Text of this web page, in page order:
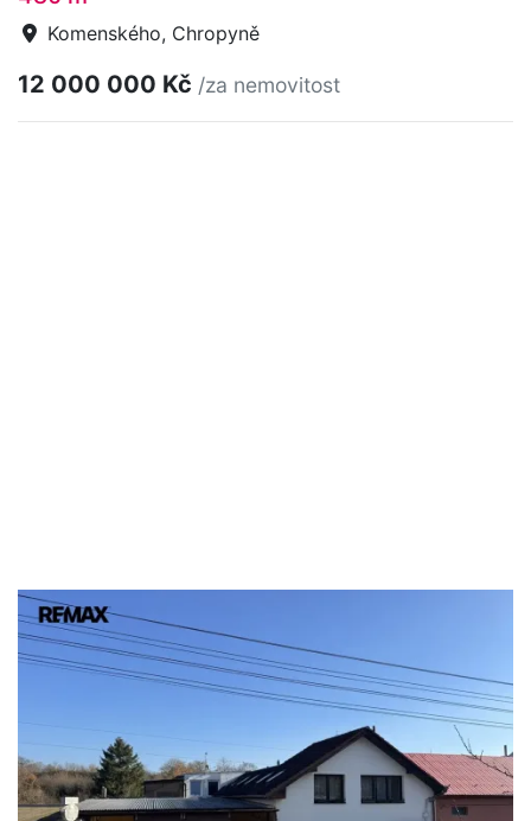
Komenského, Chropyně
12 000 000 Kč /za nemovitost